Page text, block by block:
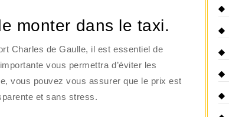
monter dans le taxi.
Charles de Gaulle, il est essentiel de
vous permettra d’éviter les
vous pouvez vous assurer que le prix est
et sans stress.